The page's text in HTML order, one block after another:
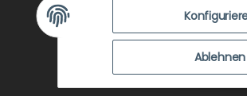
Ablehnen
ÜBER UNS
ZUSTANDSBEWERTUNG